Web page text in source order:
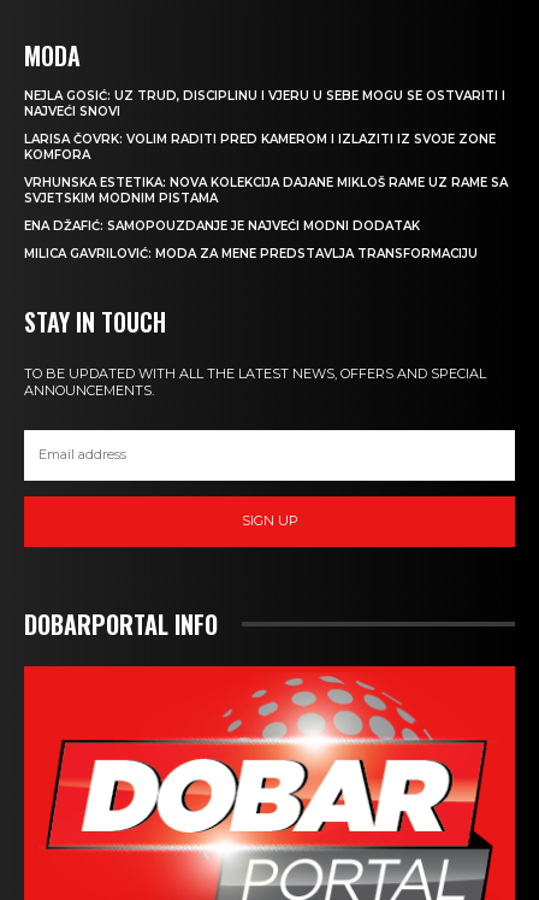
MODA
NEJLA GOSIĆ: UZ TRUD, DISCIPLINU I VJERU U SEBE MOGU SE OSTVARITI I
NAJVEĆI SNOVI
LARISA ČOVRK: VOLIM RADITI PRED KAMEROM I IZLAZITI IZ SVOJE ZONE
KOMFORA
VRHUNSKA ESTETIKA: NOVA KOLEKCIJA DAJANE MIKLOŠ RAME UZ RAME SA
SVJETSKIM MODNIM PISTAMA
ENA DŽAFIĆ: SAMOPOUZDANJE JE NAJVEĆI MODNI DODATAK
MILICA GAVRILOVIĆ: MODA ZA MENE PREDSTAVLJA TRANSFORMACIJU
STAY IN TOUCH
TO BE UPDATED WITH ALL THE LATEST NEWS, OFFERS AND SPECIAL
ANNOUNCEMENTS.
SIGN UP
DOBARPORTAL INFO